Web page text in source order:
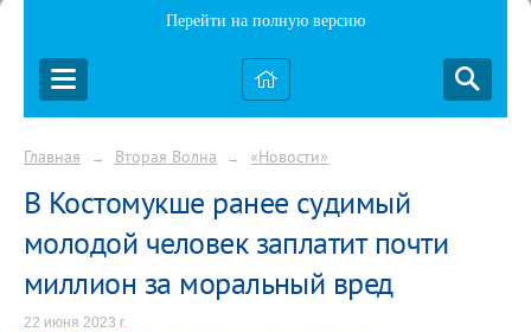
Перейти на полную версию
Главная → Вторая Волна → «Новости»
В Костомукше ранее судимый
молодой человек заплатит почти
миллион за моральный вред
22 июня 2023 г.